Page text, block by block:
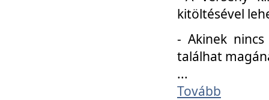
kitöltésével
- Akinek
találhat
...
Tovább